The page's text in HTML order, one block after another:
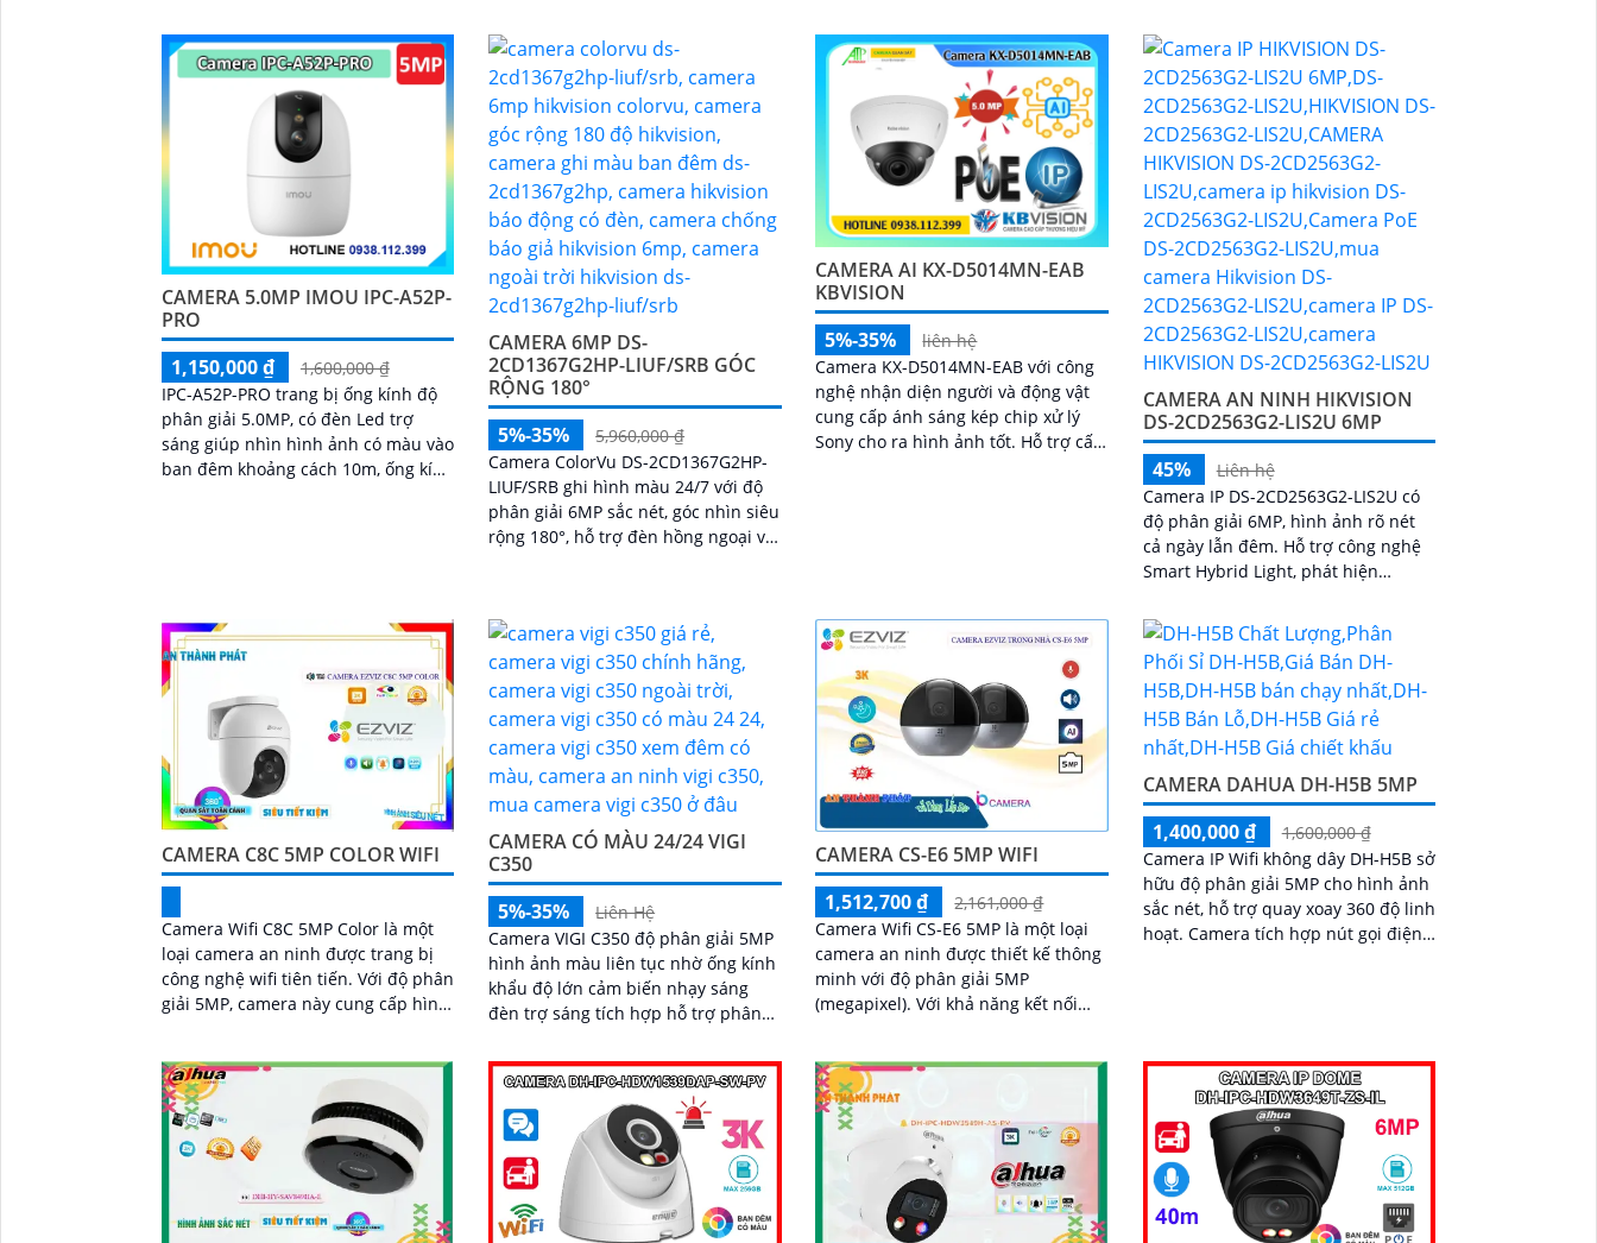
cảnh báo còi đèn giúp bảo vệ an
ninh một cách tối ưu.
thường và cảnh báo bằng còi và đèn
tùy chỉnh, lưu trữ đến 512GB
đêm...
CAMERA 5.0MP IMOU IPC-A52P-
PRO
1,150,000 ₫
1,600,000 ₫
IPC-A52P-PRO trang bị ống kính độ
phân giải 5.0MP, có đèn Led trợ
sáng giúp nhìn hình ảnh có màu vào
ban đêm khoảng cách 10m, ống kính
CAMERA 6MP DS-
2CD1367G2HP-LIUF/SRB GÓC
RỘNG 180°
5%-35%
5,960,000 ₫
Camera ColorVu DS-2CD1367G2HP-
LIUF/SRB ghi hình màu 24/7 với độ
phân giải 6MP sắc nét, góc nhìn siêu
rộng 180°, hỗ trợ đèn hồng ngoại và
chống nước IP67, thích hợp giám sát
ngoài trời hiệu quả
CAMERA AI KX-D5014MN-EAB
KBVISION
5%-35%
liên hệ
Camera KX-D5014MN-EAB với công
nghệ nhận diện người và động vật
cung cấp ánh sáng kép chip xử lý
Sony cho ra hình ảnh tốt. Hỗ trợ cấp
CAMERA AN NINH HIKVISION
DS-2CD2563G2-LIS2U 6MP
45%
Liên hệ
Camera IP DS-2CD2563G2-LIS2U có
độ phân giải 6MP, hình ảnh rõ nét
cả ngày lẫn đêm. Hỗ trợ công nghệ
Smart Hybrid Light, phát hiện
phương tiện, ghi hình ban đêm với
hồng ngoại 30m, ánh sáng kép, và
phát hiện xâm nhập
CAMERA C8C 5MP COLOR WIFI
Camera Wifi C8C 5MP Color là một
loại camera an ninh được trang bị
công nghệ wifi tiên tiến. Với độ phân
giải 5MP, camera này cung cấp hình
việc xảy ra trong khoảng cách xa
CAMERA CÓ MÀU 24/24 VIGI
C350
5%-35%
Liên Hệ
Camera VIGI C350 độ phân giải 5MP
hình ảnh màu liên tục nhờ ống kính
khẩu độ lớn cảm biến nhạy sáng
đèn trợ sáng tích hợp hỗ trợ phân
thông minh âm thanh hai chiều
chuẩn IP67 lưu trữ linh hoạt khe thẻ
SD 256GB hỗ trợ chuẩn nén H.265+
CAMERA CS-E6 5MP WIFI
1,512,700 ₫
2,161,000 ₫
Camera Wifi CS-E6 5MP là một loại
camera an ninh được thiết kế thông
minh với độ phân giải 5MP
(megapixel). Với khả năng kết nối
hoặc máy tính
CAMERA DAHUA DH-H5B 5MP
1,400,000 ₫
1,600,000 ₫
Camera IP Wifi không dây DH-H5B sở
hữu độ phân giải 5MP cho hình ảnh
sắc nét, hỗ trợ quay xoay 360 độ linh
hoạt. Camera tích hợp nút gọi điện,